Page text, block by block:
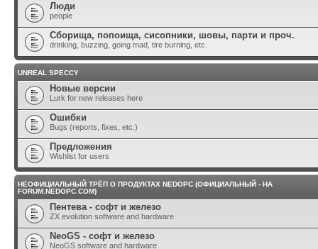
Люди
people
Сборища, попоища, сисопники, шовы, парти и проч.
drinking, buzzing, going mad, tire burning, etc.
UNREAL SPECCY
Новые версии
Lurk for new releases here
Ошибки
Bugs (reports, fixes, etc.)
Предложения
Wishlist for users
НЕОФИЦИАЛЬНЫЙ ТРЁП О ПРОДУКТАХ NEDOPC (ОФИЦИАЛЬНЫЙ - НА
FORUM.NEDOPC.COM)
Пентева - софт и железо
ZX evolution software and hardware
NeoGS - софт и железо
NeoGS software and hardware